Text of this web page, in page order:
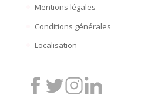
Mentions légales
Conditions générales
Localisation